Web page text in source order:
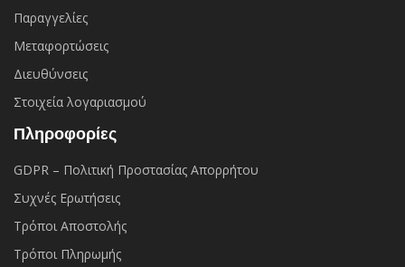
Παραγγελίες
Μεταφορτώσεις
Διευθύνσεις
Στοιχεία λογαριασμού
Πληροφορίες
GDPR – Πολιτική Προστασίας Απορρήτου
Συχνές Eρωτήσεις
Τρόποι Αποστολής
Τρόποι Πληρωμής